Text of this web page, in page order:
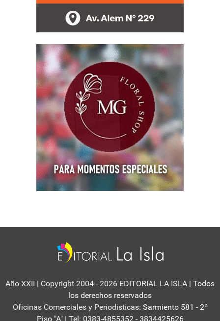
Año XXII | Copyright 2004 - 2026 EDITORIAL LA ISLA | Todos
los derechos reservados
Oficinas Comerciales y Periodisticas: Sarmiento 581 - 2º
Piso "A" | Tel: 0383-4855352 - 3834425626